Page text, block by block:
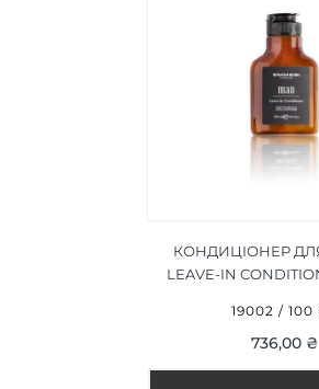
КОНДИЦІОНЕР
LEAVE-IN
LEAVE-IN
19002 / 100
736,00 ₴